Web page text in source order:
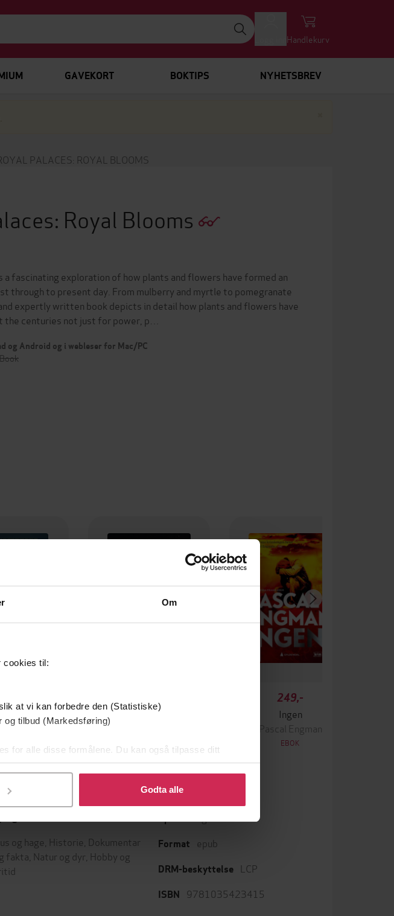
Om
cookies til:
at vi kan forbedre den (Statistiske)
og tilbud (Markedsføring)
for alle disse formålene. Du kan også tilpasse ditt
som helst trekke tilbake eller endre ditt samtykke.
Godta alle
Handlekurv
GAVEKORT BOKTIPS NYHETSBREV
PALACES: ROYAL BLOOMS
Royal Blooms
a fascinating exploration of how plants and flowers have formed an
through to present day. From mulberry and myrtle to pomegranate
expertly written book depicts in detail how plants and flowers have
the centuries not just for power, p…
og Android og i webleser for Mac/PC
familie
Andersen
Krigen
249,-
Ingen
Pascal Engman
EBOK
og hage Historie Dokumentar
fakta Natur og dyr Hobby og
Språk
Format epub
DRM-beskyttelse LCP
ISBN 9781035423415